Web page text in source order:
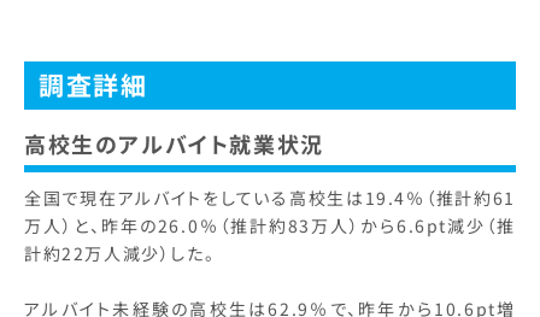
調査詳細
高校生のアルバイト就業状況
全国で現在アルバイトをしている高校生は19.4％（推計約61
万人）と、昨年の26.0％（推計約83万人）から6.6pt減少（推
計約22万人減少）した。
アルバイト未経験の高校生は62.9％で、昨年から10.6pt増